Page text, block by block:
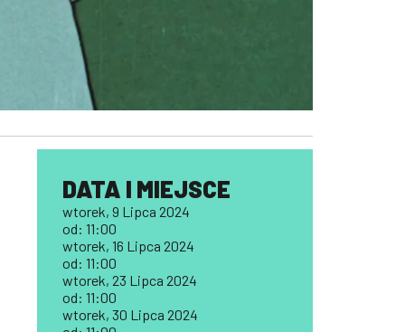
DATA I MIEJSCE
wtorek, 9 Lipca 2024
od: 11:00
wtorek, 16 Lipca 2024
od: 11:00
wtorek, 23 Lipca 2024
od: 11:00
wtorek, 30 Lipca 2024